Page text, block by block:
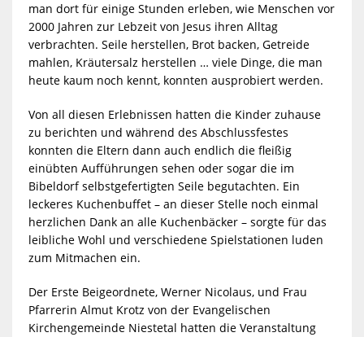
man dort für einige Stunden erleben, wie Menschen vor
2000 Jahren zur Lebzeit von Jesus ihren Alltag
verbrachten. Seile herstellen, Brot backen, Getreide
mahlen, Kräutersalz herstellen … viele Dinge, die man
heute kaum noch kennt, konnten ausprobiert werden.
Von all diesen Erlebnissen hatten die Kinder zuhause
zu berichten und während des Abschlussfestes
konnten die Eltern dann auch endlich die fleißig
einübten Aufführungen sehen oder sogar die im
Bibeldorf selbstgefertigten Seile begutachten. Ein
leckeres Kuchenbuffet – an dieser Stelle noch einmal
herzlichen Dank an alle Kuchenbäcker – sorgte für das
leibliche Wohl und verschiedene Spielstationen luden
zum Mitmachen ein.
Der Erste Beigeordnete, Werner Nicolaus, und Frau
Pfarrerin Almut Krotz von der Evangelischen
Kirchengemeinde Niestetal hatten die Veranstaltung